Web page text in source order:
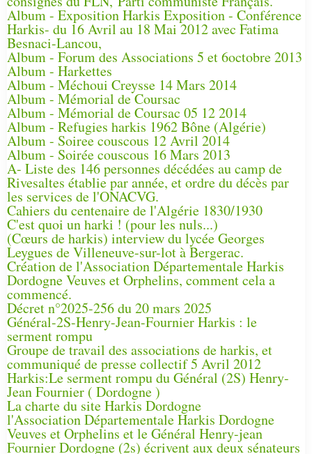
Album - Exposition Harkis Exposition - Conférence
Harkis- du 16 Avril au 18 Mai 2012 avec Fatima
Besnaci-Lancou,
Album - Forum des Associations 5 et 6octobre 2013
Album - Harkettes
Album - Méchoui Creysse 14 Mars 2014
Album - Mémorial de Coursac
Album - Mémorial de Coursac 05 12 2014
Album - Refugies harkis 1962 Bône (Algérie)
Album - Soiree couscous 12 Avril 2014
Album - Soirée couscous 16 Mars 2013
A- Liste des 146 personnes décédées au camp de
Rivesaltes établie par année, et ordre du décès par
les services de l'ONACVG.
Cahiers du centenaire de l'Algérie 1830/1930
C'est quoi un harki ! (pour les nuls...)
(Cœurs de harkis) interview du lycée Georges
Leygues de Villeneuve-sur-lot à Bergerac.
Création de l'Association Départementale Harkis
Dordogne Veuves et Orphelins, comment cela a
commencé.
Décret n°2025-256 du 20 mars 2025
Général-2S-Henry-Jean-Fournier Harkis : le
serment rompu
Groupe de travail des associations de harkis, et
communiqué de presse collectif 5 Avril 2012
Harkis:Le serment rompu du Général (2S) Henry-
Jean Fournier ( Dordogne )
La charte du site Harkis Dordogne
l'Association Départementale Harkis Dordogne
Veuves et Orphelins et le Général Henry-jean
Fournier Dordogne (2s) écrivent aux deux sénateurs